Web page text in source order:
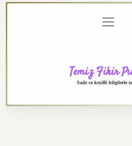
menüyü
aç
Temiz Fikir
Sade ve keyifli bilgilerle